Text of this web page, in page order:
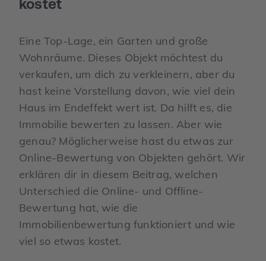
kostet
Eine Top-Lage, ein Garten und große
Wohnräume. Dieses Objekt möchtest du
verkaufen, um dich zu verkleinern, aber du
hast keine Vorstellung davon, wie viel dein
Haus im Endeffekt wert ist. Da hilft es, die
Immobilie bewerten zu lassen. Aber wie
genau? Möglicherweise hast du etwas zur
Online-Bewertung von Objekten gehört. Wir
erklären dir in diesem Beitrag, welchen
Unterschied die Online- und Offline-
Bewertung hat, wie die
Immobilienbewertung funktioniert und wie
viel so etwas kostet.